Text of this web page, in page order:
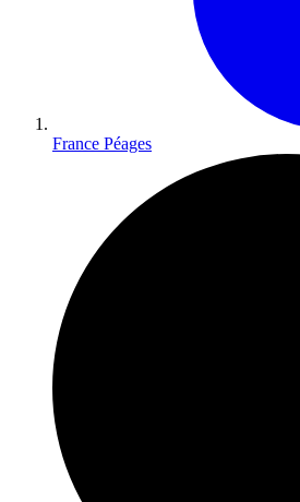
France Péages